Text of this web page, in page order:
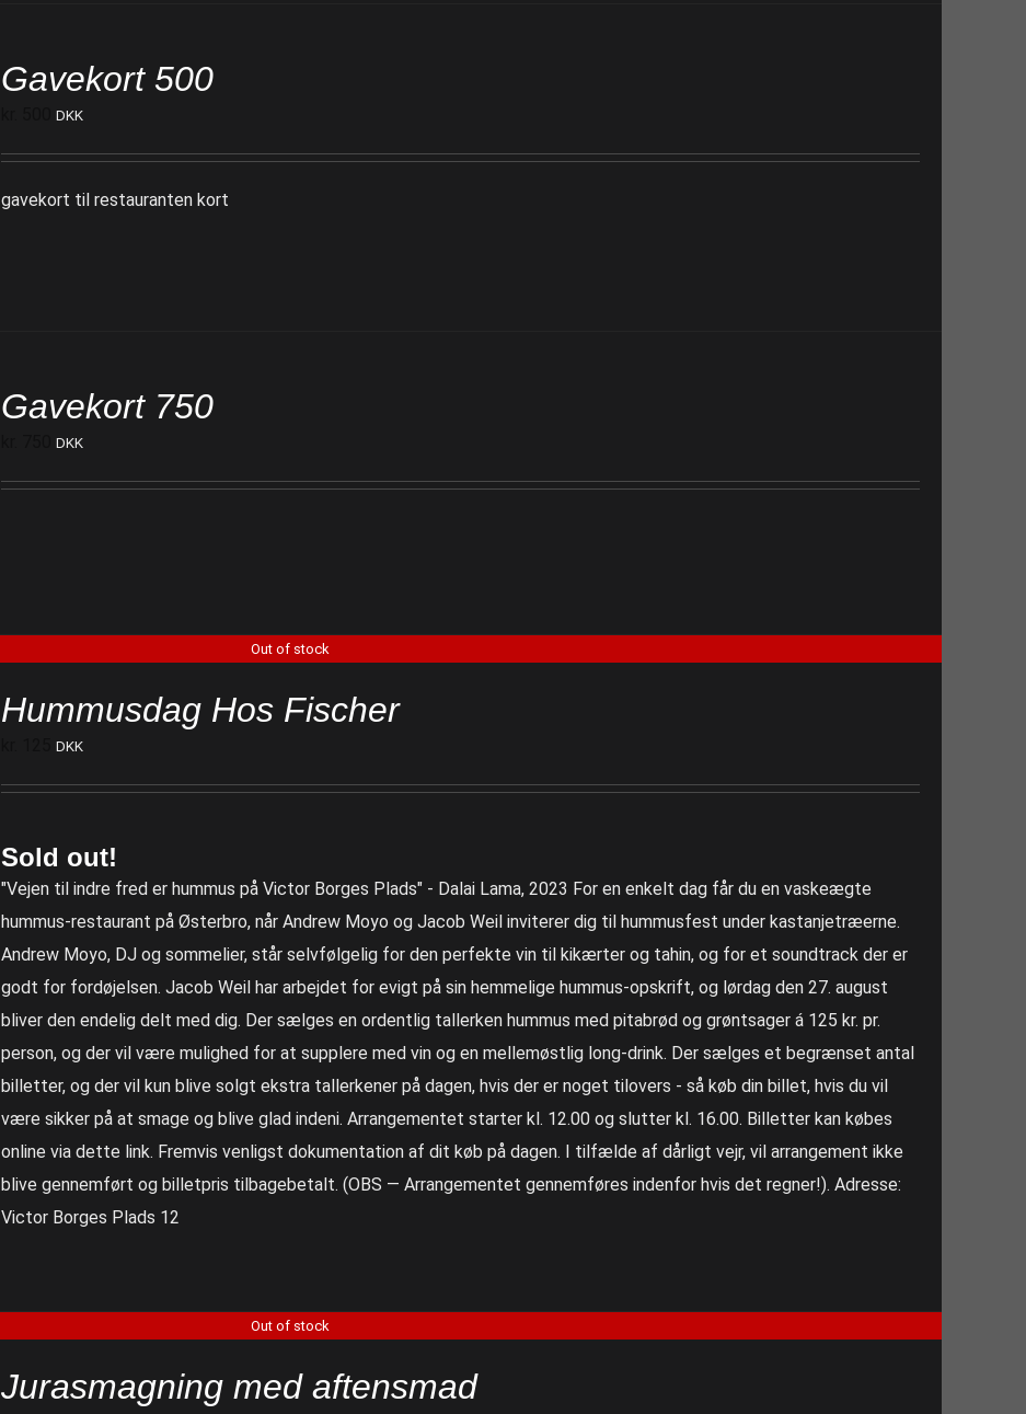
Gavekort 500
DKK
gavekort til restauranten kort
Gavekort 750
DKK
Out of stock
Hummusdag Hos Fischer
DKK
Sold out!
"Vejen til indre fred er hummus på Victor Borges Plads" - Dalai Lama, 2023 For en enkelt dag får du en vaskeægte
hummus-restaurant på Østerbro, når Andrew Moyo og Jacob Weil inviterer dig til hummusfest under kastanjetræerne.
Andrew Moyo, DJ og sommelier, står selvfølgelig for den perfekte vin til kikærter og tahin, og for et soundtrack der er
godt for fordøjelsen. Jacob Weil har arbejdet for evigt på sin hemmelige hummus-opskrift, og lørdag den 27. august
bliver den endelig delt med dig. Der sælges en ordentlig tallerken hummus med pitabrød og grøntsager á 125 kr. pr.
person, og der vil være mulighed for at supplere med vin og en mellemøstlig long-drink. Der sælges et begrænset antal
billetter, og der vil kun blive solgt ekstra tallerkener på dagen, hvis der er noget tilovers - så køb din billet, hvis du vil
være sikker på at smage og blive glad indeni. Arrangementet starter kl. 12.00 og slutter kl. 16.00. Billetter kan købes
online via dette link. Fremvis venligst dokumentation af dit køb på dagen. I tilfælde af dårligt vejr, vil arrangement ikke
blive gennemført og billetpris tilbagebetalt. (OBS — Arrangementet gennemføres indenfor hvis det regner!). Adresse:
Victor Borges Plads 12
Out of stock
Jurasmagning med aftensmad